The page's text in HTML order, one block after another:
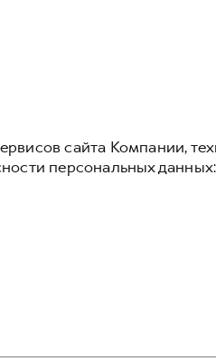
сайта Компании,
персональных данных: